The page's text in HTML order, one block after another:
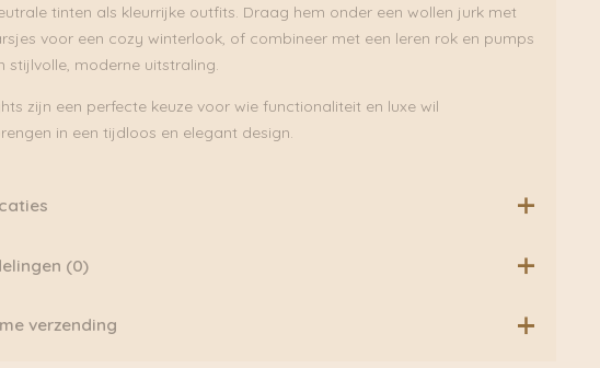
tinten als kleurrijke outfits. Draag hem onder een wollen jurk met
voor een cozy winterlook, of combineer met een leren rok en pumps
stijlvolle, moderne uitstraling.
zijn een perfecte keuze voor wie functionaliteit en luxe wil
in een tijdloos en elegant design.
Kasjmier, Viscose
tailleband
(0)
geen beoordelingen.
verzending